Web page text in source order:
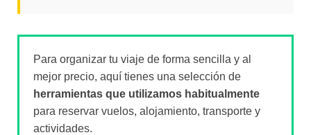
Para organizar tu viaje de forma sencilla y al
mejor precio, aquí tienes una selección de
herramientas que utilizamos habitualmente
para reservar vuelos, alojamiento, transporte y
actividades.